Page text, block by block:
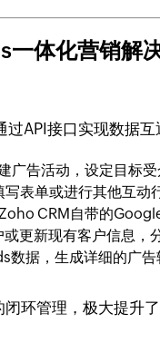
体化营销解
API接口实现数据互
告活动，设定目标受
表单或进行其他互动
CRM自带的
更新现有客户信息，
据，生成详细的广告
环管理，极大提升了